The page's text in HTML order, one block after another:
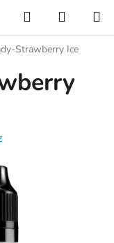
KeresésKOSÁR
Strawberry Ice